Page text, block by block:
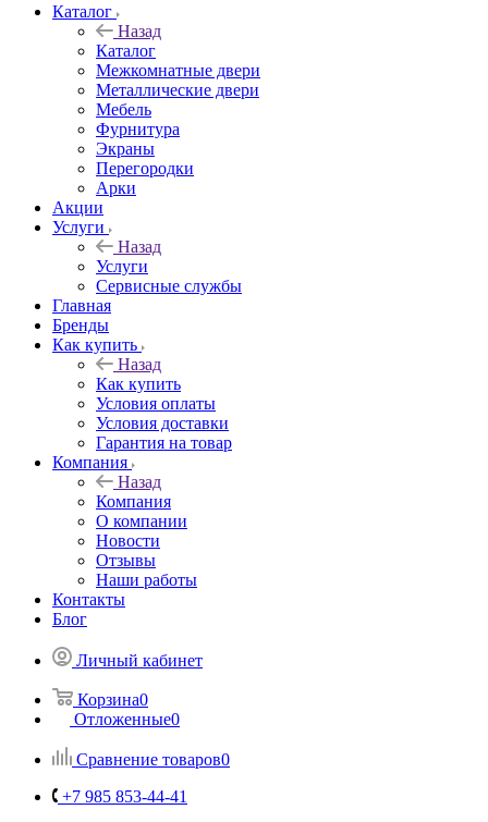
Каталог
Назад
Каталог
Межкомнатные двери
Металлические двери
Мебель
Фурнитура
Экраны
Перегородки
Арки
Акции
Услуги
Назад
Услуги
Сервисные службы
Главная
Бренды
Как купить
Назад
Как купить
Условия оплаты
Условия доставки
Гарантия на товар
Компания
Назад
Компания
О компании
Новости
Отзывы
Наши работы
Контакты
Блог
Личный кабинет
Корзина0
Отложенные0
Сравнение товаров0
+7 985 853-44-41